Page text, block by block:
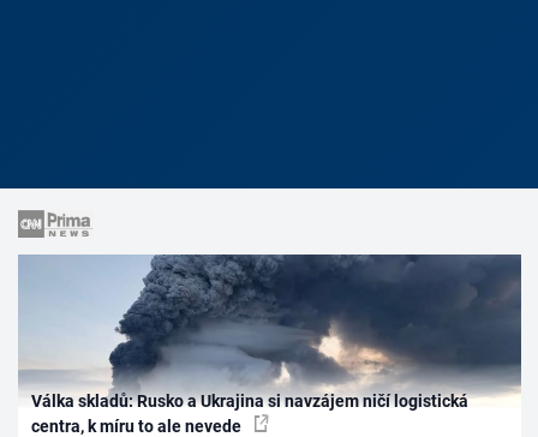
Válka skladů: Rusko a Ukrajina si navzájem ničí logistická
centra, k míru to ale nevede